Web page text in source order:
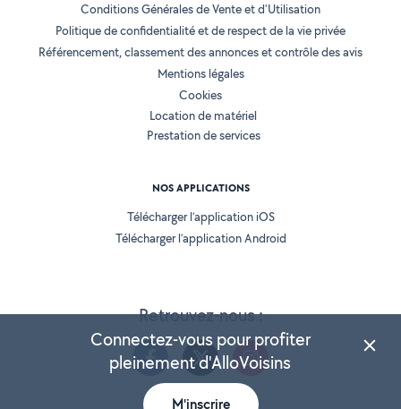
Retrouvez-nous :
Conditions Générales de Vente et d'Utilisation
Politique de confidentialité et de respect de la vie privée
Référencement, classement des annonces et contrôle des avis
Mentions légales
Cookies
Location de matériel
Prestation de services
NOS APPLICATIONS
Télécharger l’application iOS
Télécharger l’application Android
Connectez-vous pour profiter
pleinement d'AlloVoisins
M'inscrire